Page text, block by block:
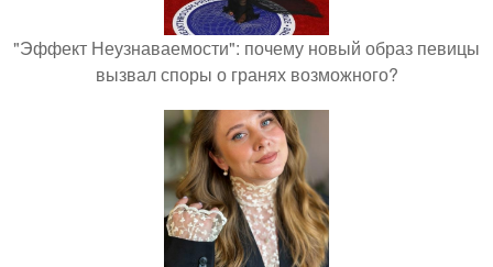
"Эффект Неузнаваемости": почему новый образ певицы
вызвал споры о гранях возможного?